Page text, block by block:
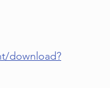
download?